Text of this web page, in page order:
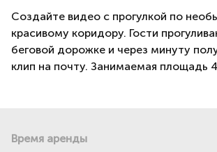
Создайте видео с прогулкой по
красивому коридору. Гости
беговой дорожке и через минуту
клип на почту. Занимаемая площадь
Время аренды